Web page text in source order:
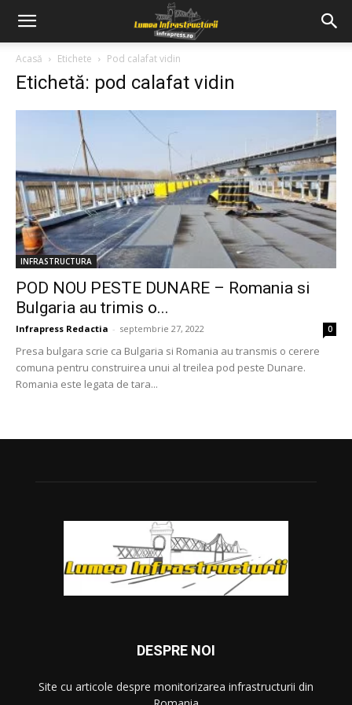
Acasă Etichete Pod calafat vidin
Etichetă: pod calafat vidin
INFRASTRUCTURA
POD NOU PESTE DUNARE – Romania si
Bulgaria au trimis o...
Infrapress Redactia - septembrie 27, 2022 0
Presa bulgara scrie ca Bulgaria si Romania au transmis o cerere
comuna pentru construirea unui al treilea pod peste Dunare.
Romania este legata de tara...
DESPRE NOI
Site cu articole despre monitorizarea infrastructurii din